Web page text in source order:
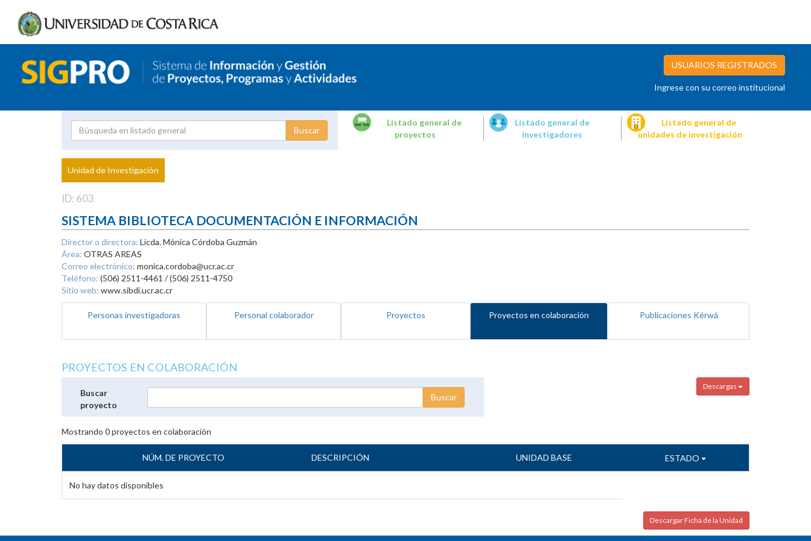
USUARIOS REGISTRADOS
Ingrese con su correo institucional
Proyecto
Investigador
Listado general de
proyectos
Listado general de
investigadores
Listado general de
unidades de investigación
Unidad de Investigación
ID: 603
SISTEMA BIBLIOTECA DOCUMENTACIÓN E INFORMACIÓN
Director o directora: Licda. Mónica Córdoba Guzmán
Área: OTRAS AREAS
Correo electrónico: monica.cordoba@ucr.ac.cr
Teléfono: (506) 2511-4461 / (506) 2511-4750
Sitio web: www.sibdi.ucr.ac.cr
Personas investigadoras Personal colaborador Proyectos Proyectos en colaboración Publicaciones Kérwá
PROYECTOS EN COLABORACIÓN
Descargas
Buscar
proyecto
Mostrando 0proyectos en colaboración
NÚM. DE PROYECTO DESCRIPCIÓN UNIDAD BASE ESTADO
No hay datos disponibles
Descargar Ficha de la Unidad